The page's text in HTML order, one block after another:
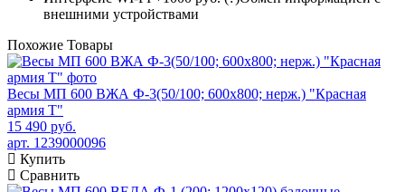
внешними устройствами
Похожие Товары
Весы МП 600 ВЖА Ф-3(50/100; 600х800; нерж.) "Красная
армия Т"
15 490 руб.
арт. 1239000096
Купить
Сравнить